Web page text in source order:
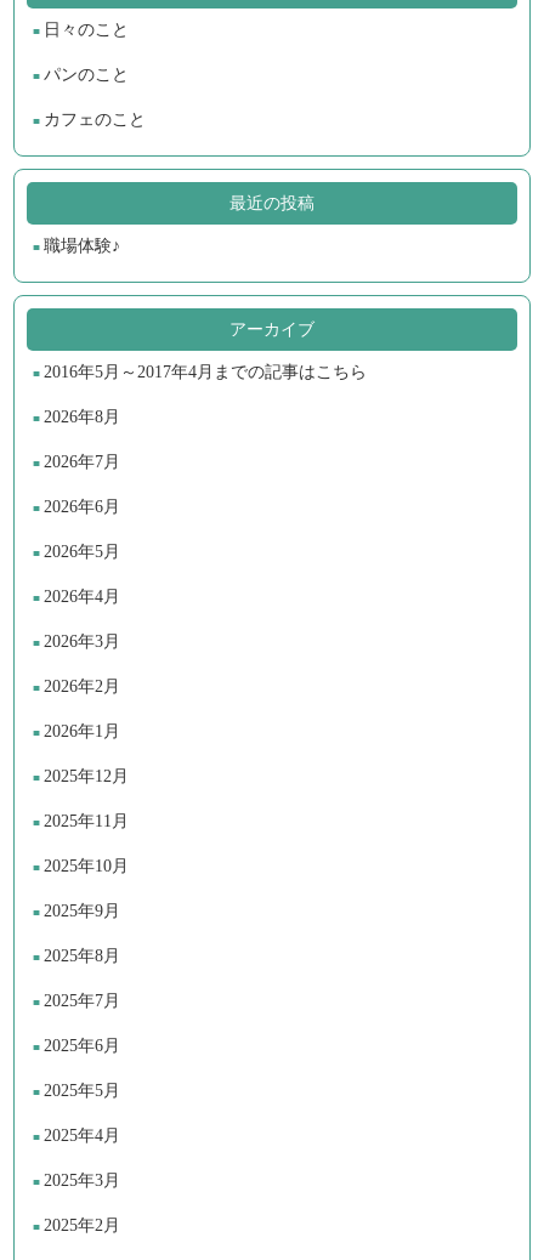
日々のこと
パンのこと
カフェのこと
最近の投稿
職場体験♪
アーカイブ
2016年5月～2017年4月までの記事はこちら
2026年8月
2026年7月
2026年6月
2026年5月
2026年4月
2026年3月
2026年2月
2026年1月
2025年12月
2025年11月
2025年10月
2025年9月
2025年8月
2025年7月
2025年6月
2025年5月
2025年4月
2025年3月
2025年2月